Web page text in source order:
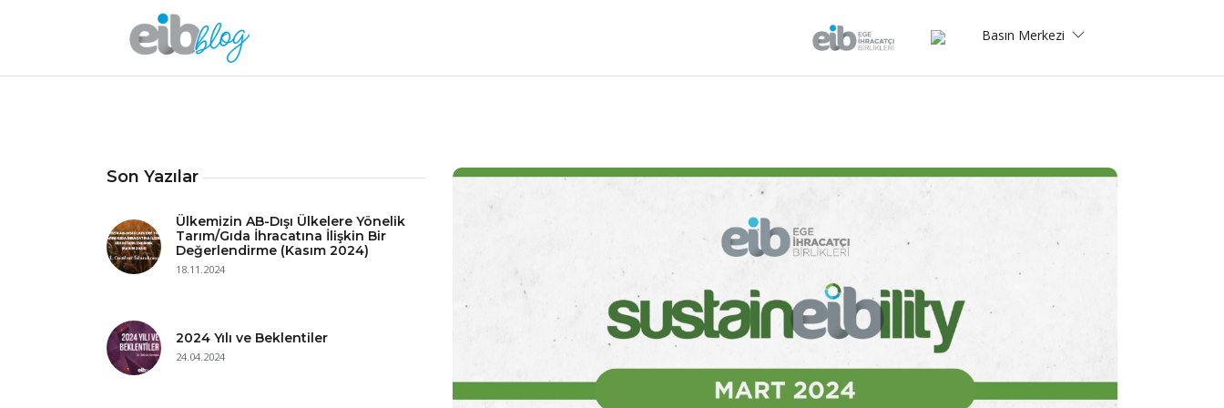
Basın Merkezi
Son Yazılar
Ülkemizin AB-Dışı Ülkelere Yönelik
Tarım/Gıda İhracatına İlişkin Bir
Değerlendirme (Kasım 2024)
18.11.2024
2024 Yılı ve Beklentiler
24.04.2024